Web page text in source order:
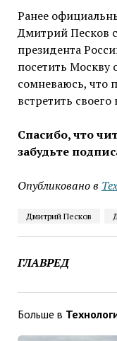
Ранее
Дмитрий Песков
президента
посетить Москву
сомневаюсь, что
встретить
Спасибо, что
забудьте
Опубликовано в
Дмитрий Песков
ГЛАВРЕД
Больше в